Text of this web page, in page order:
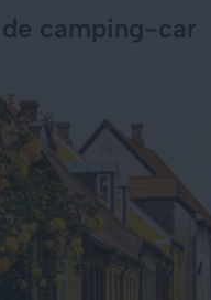
camping-car